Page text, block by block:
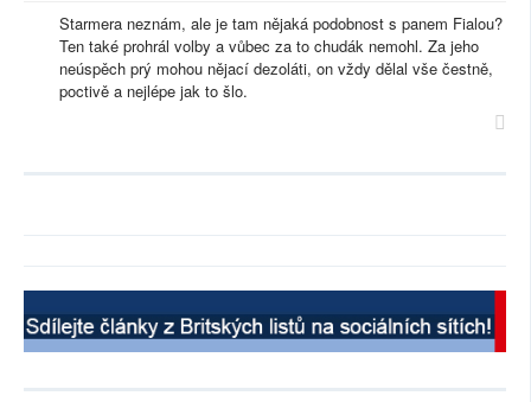
Starmera neznám, ale je tam nějaká podobnost s panem Fialou?
Ten také prohrál volby a vůbec za to chudák nemohl. Za jeho
neúspěch prý mohou nějací dezoláti, on vždy dělal vše čestně,
poctivě a nejlépe jak to šlo.